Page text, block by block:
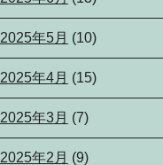
2025年5月 (10)
2025年4月 (15)
2025年3月 (7)
2025年2月 (9)